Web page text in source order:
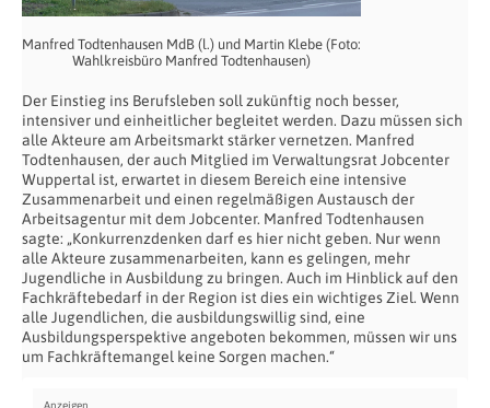
Manfred Todtenhausen MdB (l.) und Martin Klebe (Foto:
Wahlkreisbüro Manfred Todtenhausen)
Der Einstieg ins Berufsleben soll zukünftig noch besser,
intensiver und einheitlicher begleitet werden. Dazu müssen sich
alle Akteure am Arbeitsmarkt stärker vernetzen. Manfred
Todtenhausen, der auch Mitglied im Verwaltungsrat Jobcenter
Wuppertal ist, erwartet in diesem Bereich eine intensive
Zusammenarbeit und einen regelmäßigen Austausch der
Arbeitsagentur mit dem Jobcenter. Manfred Todtenhausen
sagte: „Konkurrenzdenken darf es hier nicht geben. Nur wenn
alle Akteure zusammenarbeiten, kann es gelingen, mehr
Jugendliche in Ausbildung zu bringen. Auch im Hinblick auf den
Fachkräftebedarf in der Region ist dies ein wichtiges Ziel. Wenn
alle Jugendlichen, die ausbildungswillig sind, eine
Ausbildungsperspektive angeboten bekommen, müssen wir uns
um Fachkräftemangel keine Sorgen machen.“